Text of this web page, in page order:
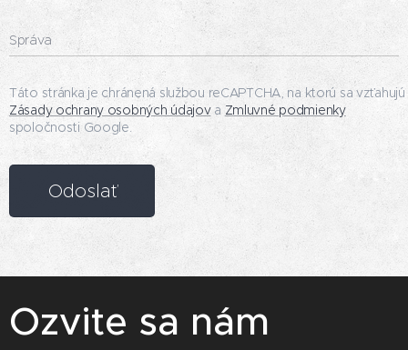
Správa
Táto stránka je chránená službou reCAPTCHA, na ktorú sa vzťahujú
Zásady ochrany osobných údajova Zmluvné podmienky
spoločnosti Google.
Odoslať
Ozvite sa nám